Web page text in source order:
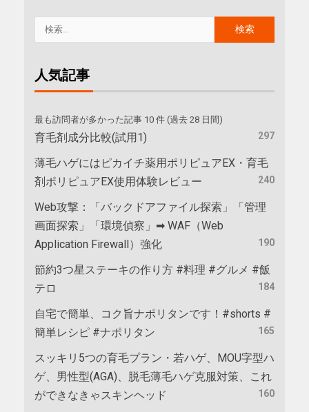
人気記事
最も訪問者が多かった記事 10 件 (過去 28 日間)
育毛剤成分比較(試用1) 297
薄毛ハゲにはピカイチ薬用ポリピュアEX・育毛
剤ポリピュアEX使用体験レビュー
240
Web攻撃：「バックドアファイル探索」「管理
画面探索」「環境偵察」➡ WAF（Web
Application Firewall）強化
190
節約3つ星ステーキの作り方 #料理 #グルメ #飯
テロ
184
自宅で簡単、コク旨ナポリタンです！#shorts #
簡単レシピ #ナポリタン
165
スッキリ5つの育毛プラン・若ハゲ、MOU字型ハ
ゲ、男性型(AGA)、脱毛薄毛ハゲ克服対策、これ
ができなきゃスキンヘッド
160